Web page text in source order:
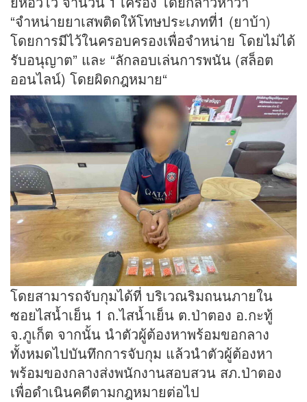
“จำหน่ายยาเสพติดให้โทษประเภทที่1 (ยาบ้า)
โดยการมีไว้ในครอบครองเพื่อจำหน่าย โดยไม่ได้
รับอนุญาต” และ “ลักลอบเล่นการพนัน (สล็อต
ออนไลน์) โดยผิดกฎหมาย“
โดยสามารถจับกุมได้ที่ บริเวณริมถนนภายใน
ซอยไสน้ำเย็น 1 ถ.ไสน้ำเย็น ต.ป่าตอง อ.กะทู้
จ.ภูเก็ต จากนั้น นำตัวผู้ต้องหาพร้อมขอกลาง
ทั้งหมดไปบันทึกการจับกุม แล้วนำตัวผู้ต้องหา
พร้อมของกลางส่งพนักงานสอบสวน สภ.ป่าตอง
เพื่อดำเนินคดีตามกฎหมายต่อไป